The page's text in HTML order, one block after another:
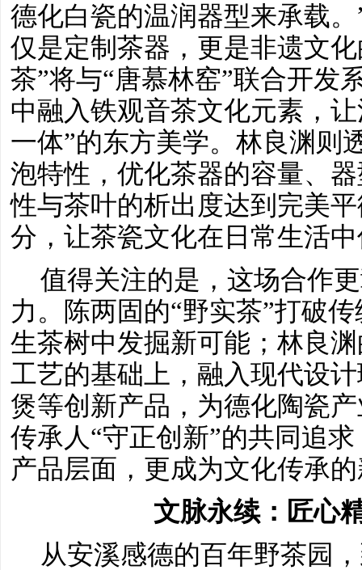
德化白瓷的温润器型来承载
仅是定制茶器，更是非遗文
茶”将与“唐慕林窑”联合开发
中融入铁观音茶文化元素，
一体”的东方美学。林良渊则
泡特性，优化茶器的容量、
性与茶叶的析出度达到完美
分，让茶瓷文化在日常生活
值得关注的是，这场合作
力。陈两固的“野实茶”打破
生茶树中发掘新可能；林良
工艺的基础上，融入现代设
煲等创新产品，为德化陶瓷
传承人“守正创新”的共同追
产品层面，更成为文化传承
文脉永续：匠心
从安溪感德的百年野茶园